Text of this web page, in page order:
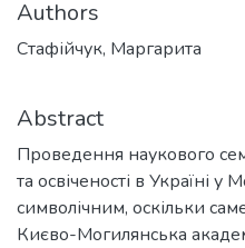
Authors
Стафійчук, Маргарита
Abstract
Проведення наукового
та освіченості в Україні у
символічним, оскільки
Києво-Могилянська